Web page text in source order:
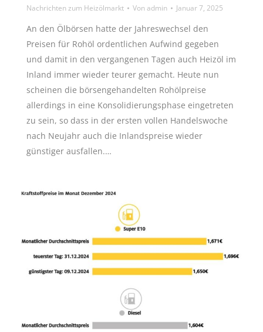
Nachrichten zum Heizölmarkt Vonadmin Januar 7, 2025
An den Ölbörsen hatte der Jahreswechsel den
Preisen für Rohöl ordentlichen Aufwind gegeben
und damit in den vergangenen Tagen auch Heizöl im
Inland immer wieder teurer gemacht. Heute nun
scheinen die börsengehandelten Rohölpreise
allerdings in eine Konsolidierungsphase eingetreten
zu sein, so dass in der ersten vollen Handelswoche
nach Neujahr auch die Inlandspreise wieder
günstiger ausfallen.…